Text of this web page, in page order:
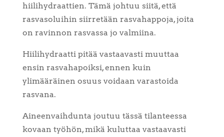
hiilihydraattien. Tämä johtuu siitä, että
rasvasoluihin siirretään rasvahappoja, joita
on ravinnon rasvassa jo valmiina.
Hiilihydraatti pitää vastaavasti muuttaa
ensin rasvahapoiksi, ennen kuin
ylimääräinen osuus voidaan varastoida
rasvana.
Aineenvaihdunta joutuu tässä tilanteessa
kovaan työhön, mikä kuluttaa vastaavasti